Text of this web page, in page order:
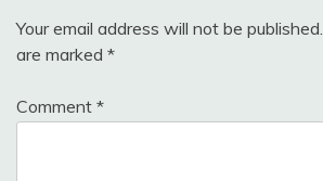
Your email address will not be published.
are marked *
Comment *